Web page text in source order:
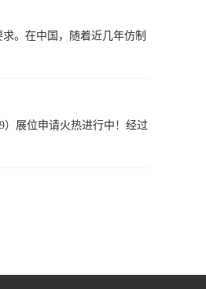
。在中国，随着近几年仿制
）展位申请火热进行中！经过